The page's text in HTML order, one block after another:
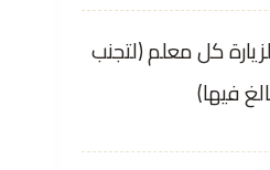
لزيارة كل معلم (لتجنب
فيها)